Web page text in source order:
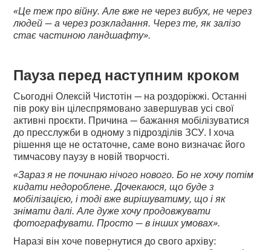
«Це теж про війну. Але вже не через вибух, не через
людей — а через розкладання. Через те, як залізо
стає частиною ландшафту».
Пауза перед наступним кроком
Сьогодні Олексій Чистотін — на роздоріжжі. Останні
пів року він цілеспрямовано завершував усі свої
активні проєкти. Причина — бажання мобілізуватися
до пресслужби в одному з підрозділів ЗСУ. І хоча
рішення ще не остаточне, саме воно визначає його
тимчасову паузу в новій творчості.
«Зараз я не починаю нічого нового. Бо не хочу потім
кидати недороблене. Дочекаюся, що буде з
мобілізацією, і тоді вже вирішуватиму, що і як
знімати далі. Але дуже хочу продовжувати
фотографувати. Просто — в інших умовах».
Наразі він хоче повернутися до свого архіву: